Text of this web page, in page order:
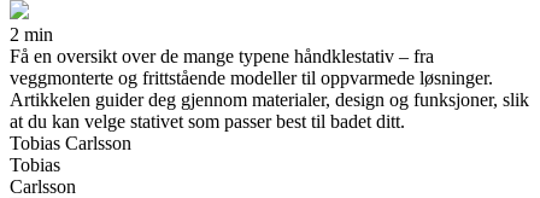
2 min
Få en oversikt over de mange typene håndklestativ – fra
veggmonterte og frittstående modeller til oppvarmede løsninger.
Artikkelen guider deg gjennom materialer, design og funksjoner, slik
at du kan velge stativet som passer best til badet ditt.
Tobias Carlsson
Tobias
Carlsson